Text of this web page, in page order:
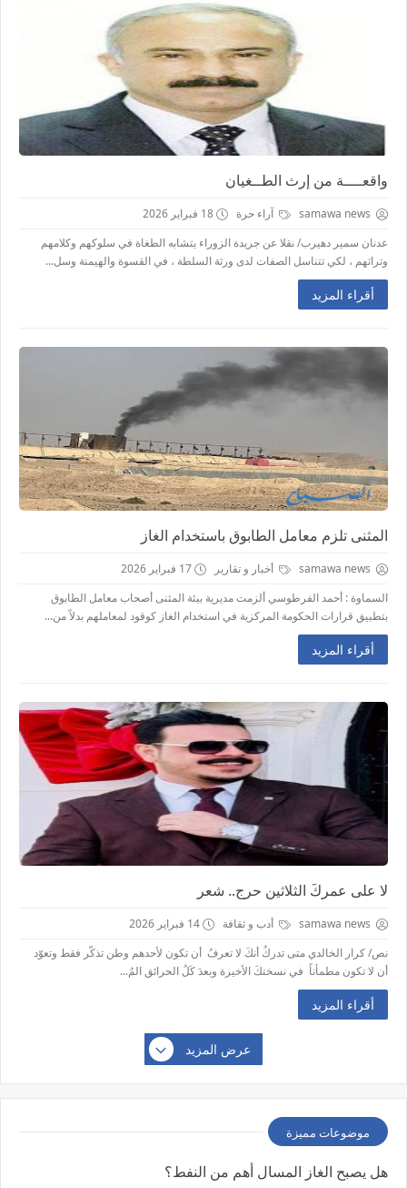
واقعــــة من إرث الطــغيان
samawa news آراء حرة
18 فبراير 2026
عدنان سمير دهيرب/ نقلا عن جريدة الزوراء يتشابه الطغاة في سلوكهم وكلامهم
وتراثهم ، لكي تتناسل الصفات لدى ورثة السلطة ، في القسوة والهيمنة وسل...
أقراء المزيد
المثنى تلزم معامل الطابوق باستخدام الغاز
samawa news أخبار و تقارير
17 فبراير 2026
السماوة : أحمد الفرطوسي ألزمت مديرية بيئة المثنى أصحاب معامل الطابوق
بتطبيق قرارات الحكومة المركزية في استخدام الغاز كوقود لمعاملهم بدلاً من...
أقراء المزيد
لا على عمركَ الثلاثين حرج.. شعر
samawa news أدب و ثقافة
14 فبراير 2026
نص/ كرار الخالدي متى تدركُ أنكَ لا تعرفُ أن تكون لأحدهم وطن تذكّر فقط وتعوّد
أن لا تكون مطمأناً في نسختكَ الأخيرة وبعدَ كَلُ الحرائق المُ...
أقراء المزيد
عرض المزيد
موضوعات مميزة
هل يصبح الغاز المسال أهم من النفط؟